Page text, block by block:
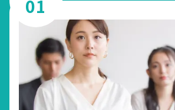
01